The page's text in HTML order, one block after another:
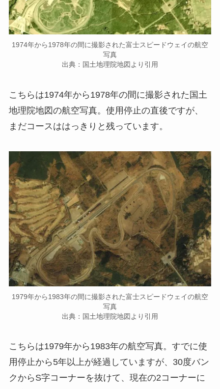
1974年から1978年の間に撮影された富士スピードウェイの航空
写真
出典：国土地理院地図より引用
こちらは1974年から1978年の間に撮影された国土
地理院地図の航空写真。使用停止の直後ですが、
まだコースははっきりと残っています。
1979年から1983年の間に撮影された富士スピードウェイの航空
写真
出典：国土地理院地図より引用
こちらは1979年から1983年の航空写真。すでに使
用停止から5年以上が経過していますが、30度バン
クからS字コーナーを抜けて、現在の2コーナーに